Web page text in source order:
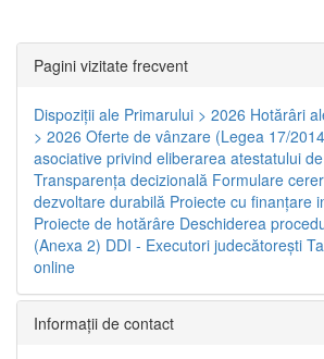
Pagini vizitate frecvent
Dispoziţii ale Primarului > 2026 Hotărâri
> 2026 Oferte de vânzare (Legea 17/
asociative privind eliberarea atestatului
Transparenţa decizională Formulare
dezvoltare durabilă Proiecte cu finanţare
Proiecte de hotărâre Deschiderea
(Anexa 2) DDI - Executori judecătorești
online
Informaţii de contact